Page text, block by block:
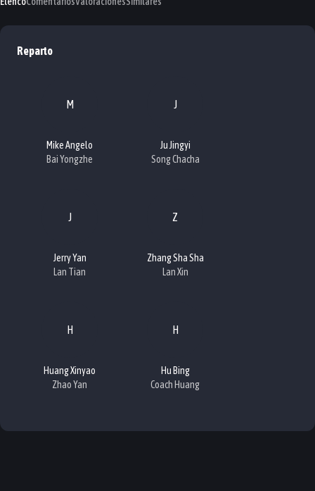
Reparto
M
Mike Angelo
Bai Yongzhe
J
Ju Jingyi
Song Chacha
J
Jerry Yan
Lan Tian
Z
Zhang Sha Sha
Lan Xin
H
Huang Xinyao
Zhao Yan
H
Hu Bing
Coach Huang